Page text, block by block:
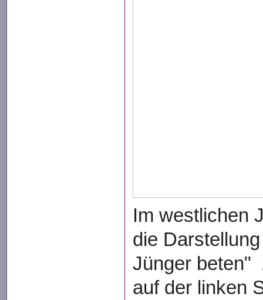
Im westlichen
die
Jünger beten"
auf der linken